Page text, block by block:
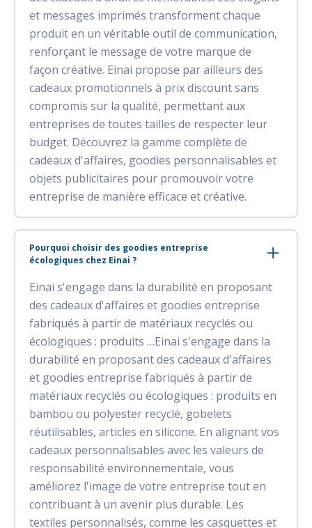
et messages imprimés transforment chaque
produit en un véritable outil de communication,
renforçant le message de votre marque de
façon créative. Einai propose par ailleurs des
cadeaux promotionnels à prix discount sans
compromis sur la qualité, permettant aux
entreprises de toutes tailles de respecter leur
budget. Découvrez la gamme complète de
cadeaux d'affaires, goodies personnalisables et
objets publicitaires pour promouvoir votre
entreprise de manière efficace et créative.
Pourquoi choisir des goodies entreprise
écologiques chez Einai ?
Einai s'engage dans la durabilité en proposant
des cadeaux d'affaires et goodies entreprise
fabriqués à partir de matériaux recyclés ou
écologiques : produits …Einai s'engage dans la
durabilité en proposant des cadeaux d'affaires
et goodies entreprise fabriqués à partir de
matériaux recyclés ou écologiques : produits en
bambou ou polyester recyclé, gobelets
réutilisables, articles en silicone. En alignant vos
cadeaux personnalisables avec les valeurs de
responsabilité environnementale, vous
améliorez l'image de votre entreprise tout en
contribuant à un avenir plus durable. Les
textiles personnalisés, comme les casquettes et